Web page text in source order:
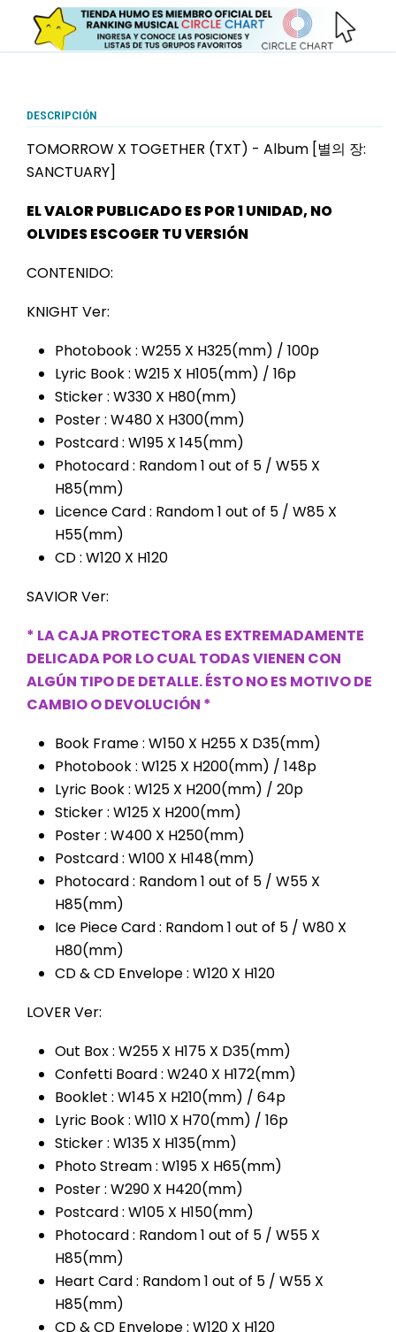
DESCRIPCIÓN
TOMORROW X TOGETHER (TXT) - Album [별의 장:
SANCTUARY]
EL VALOR PUBLICADO ES POR 1 UNIDAD, NO
OLVIDES ESCOGER TU VERSIÓN
CONTENIDO:
KNIGHT Ver:
Photobook : W255 X H325(mm) / 100p
Lyric Book : W215 X H105(mm) / 16p
Sticker : W330 X H80(mm)
Poster : W480 X H300(mm)
Postcard : W195 X 145(mm)
Photocard : Random 1 out of 5 / W55 X
H85(mm)
Licence Card : Random 1 out of 5 / W85 X
H55(mm)
CD : W120 X H120
SAVIOR Ver:
* LA CAJA PROTECTORA ES EXTREMADAMENTE
DELICADA POR LO CUAL TODAS VIENEN CON
ALGÚN TIPO DE DETALLE. ÉSTO NO ES MOTIVO DE
CAMBIO O DEVOLUCIÓN *
Book Frame : W150 X H255 X D35(mm)
Photobook : W125 X H200(mm) / 148p
Lyric Book : W125 X H200(mm) / 20p
Sticker : W125 X H200(mm)
Poster : W400 X H250(mm)
Postcard : W100 X H148(mm)
Photocard : Random 1 out of 5 / W55 X
H85(mm)
Ice Piece Card : Random 1 out of 5 / W80 X
H80(mm)
CD & CD Envelope : W120 X H120
LOVER Ver:
Out Box : W255 X H175 X D35(mm)
Confetti Board : W240 X H172(mm)
Booklet : W145 X H210(mm) / 64p
Lyric Book : W110 X H70(mm) / 16p
Sticker : W135 X H135(mm)
Photo Stream : W195 X H65(mm)
Poster : W290 X H420(mm)
Postcard : W105 X H150(mm)
Photocard : Random 1 out of 5 / W55 X
H85(mm)
Heart Card : Random 1 out of 5 / W55 X
H85(mm)
CD & CD Envelope : W120 X H120